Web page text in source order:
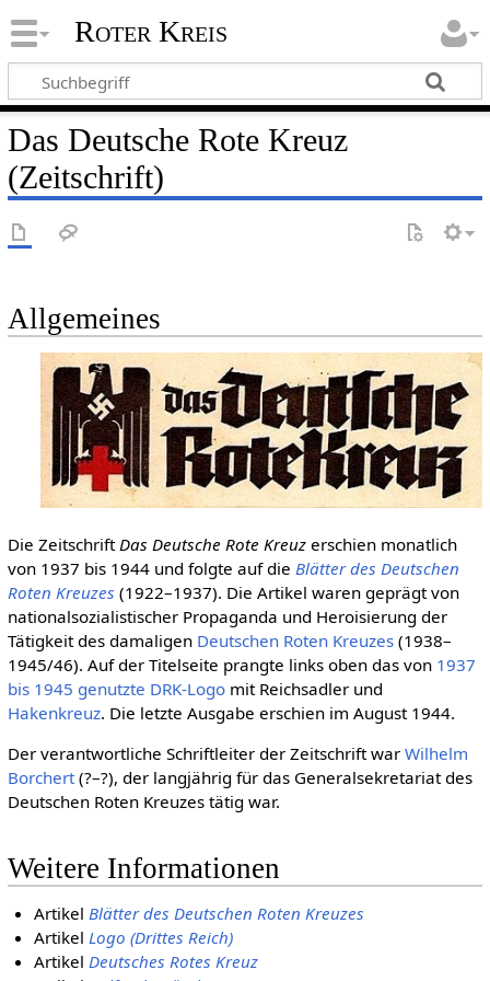
Roter Kreis
Das Deutsche Rote Kreuz
(Zeitschrift)
Allgemeines
Die ZeitschriftDas Deutsche Rote Kreuzerschien monatlich
von 1937 bis 1944 und folgte auf die Blätter des Deutschen
Roten Kreuzes (1922–1937). Die Artikel waren geprägt von
nationalsozialistischer Propaganda und Heroisierung der
Tätigkeit des damaligen Deut­schen Roten Kreu­zes(1938–
1945/46). Auf der Titelseite prangte links oben das von 1937
bis 1945 genutzte DRK-Logomit Reichsadler und
Hakenkreuz. Die letzte Ausgabe erschien im August 1944.
Der verantwortliche Schriftleiter der Zeitschrift war Wilhelm
Borchert(?–?), der langjährig für das Generalsekretariat des
Deutschen Roten Kreuzes tätig war.
Weitere Informationen
ArtikelBlätter des Deutschen Roten Kreuzes
ArtikelLogo (Drittes Reich)
ArtikelDeutsches Rotes Kreuz